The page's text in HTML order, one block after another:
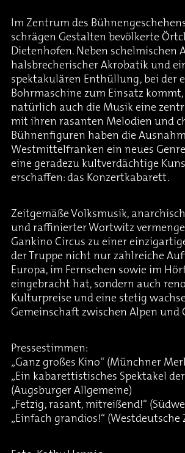
Im Zentrum des
schrägen Gestalten bevölkerte
Dietenhofen. Neben schelmischen
halsbrecherischer Akrobatik und
spektakulären Enthüllung, bei der
Bohrmaschine zum Einsatz
natürlich auch die Musik eine
mit ihren rasanten Melodien und
Bühnenfiguren haben die
Westmittelfranken ein neues
eine geradezu kultverdächtige
erschaffen: das Konzertkabarett.
Zeitgemäße Volksmusik,
und raffinierter Wortwitz
Gankino Circus zu einer
der Truppe nicht nur zahlreiche
Europa, im Fernsehen sowie im
eingebracht hat, sondern auch
Kulturpreise und eine stetig
Gemeinschaft zwischen Alpen und
Pressestimmen:
„Ganz großes Kino“ (Münchner
„Ein kabarettistisches Spektakel
(Augsburger Allgemeine)
„Fetzig, rasant, mitreißend!“
„Einfach grandios!“ (Westdeutsche